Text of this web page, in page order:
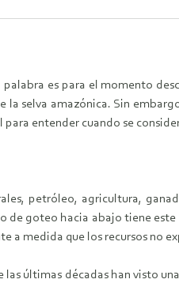
palabra es para el momento
la selva amazónica. Sin
entender cuando se
petróleo, agricultura,
goteo hacia abajo tiene
a medida que los recursos no
últimas décadas han visto